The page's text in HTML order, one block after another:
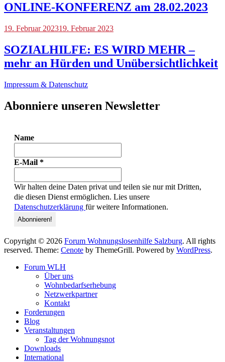
ONLINE-KONFERENZ am 28.02.2023
Blog
19. Februar 202319. Februar 2023
SOZIALHILFE: ES WIRD MEHR –
mehr an Hürden und Unübersichtlichkeit
Impressum & Datenschutz
Abonniere unseren Newsletter
Name
E-Mail *
Wir halten deine Daten privat und teilen sie nur mit Dritten,
die diesen Dienst ermöglichen. Lies unsere
Datenschutzerklärung für weitere Informationen.
Copyright © 2026 Forum Wohnungslosenhilfe Salzburg. All rights
reserved. Theme: Cenote by ThemeGrill. Powered by WordPress.
Forum WLH
Über uns
Wohnbedarfserhebung
Netzwerkpartner
Kontakt
Forderungen
Blog
Veranstaltungen
Tag der Wohnungsnot
Downloads
International